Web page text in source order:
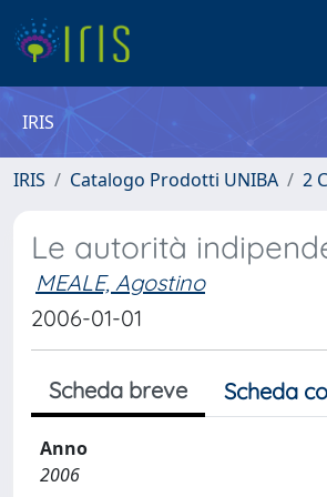
IRIS
IRIS Catalogo Prodotti UNIBA 2
Le autorità
MEALE, Agostino
2006-01-01
Scheda breve Scheda
Anno
2006